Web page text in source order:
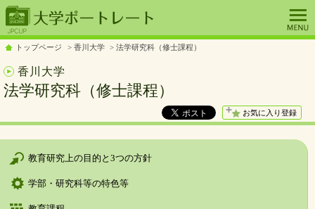
トップページ 香川大学 法学研究科（修士課程）
香川大学
法学研究科（修士課程）
お気に入り登録
教育研究上の目的と3つの方針
学部・研究科等の特色等